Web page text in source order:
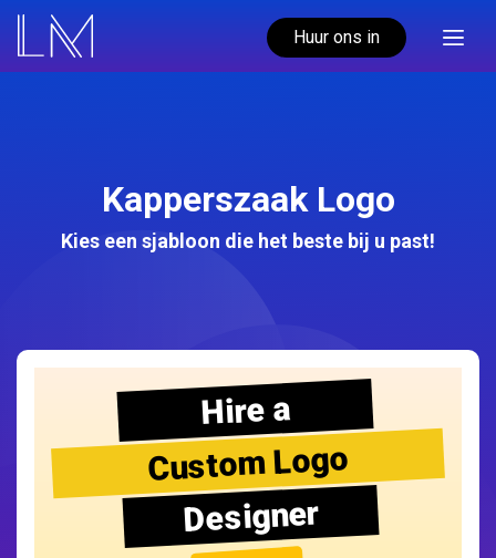
Huur ons in
Kapperszaak Logo
Kies een sjabloon die het beste bij u past!
Hire a
Custom Logo
Designer